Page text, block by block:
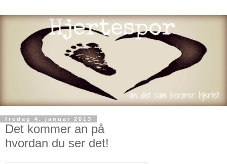
fredag 4. januar 2013
Det kommer an på
hvordan du ser det!